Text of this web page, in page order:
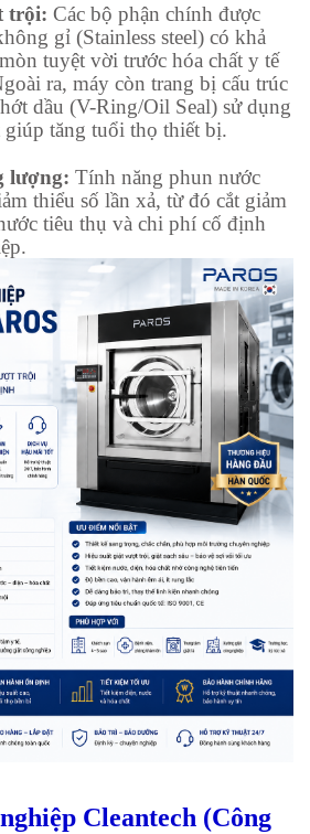
trội: Các bộ phận chính được
gỉ (Stainless steel) có khả
tuyệt vời trước hóa chất y tế
ra, máy còn trang bị cấu trúc
dầu (V-Ring/Oil Seal) sử dụng
giúp tăng tuổi thọ thiết bị.
lượng: Tính năng phun nước
thiểu số lần xả, từ đó cắt giảm
tiêu thụ và chi phí cố định
Cleantech (Công